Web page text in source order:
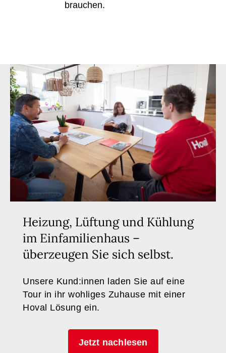
brauchen.
Heizung, Lüftung und Kühlung
im Einfamilienhaus –
überzeugen Sie sich selbst.
Unsere Kund:innen laden Sie auf eine
Tour in ihr wohliges Zuhause mit einer
Hoval Lösung ein.
Jetzt nachlesen